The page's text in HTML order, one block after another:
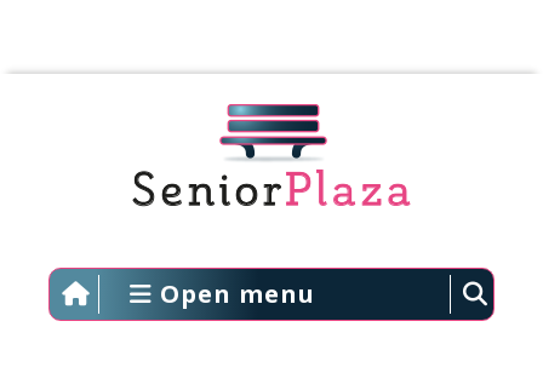
Open menu